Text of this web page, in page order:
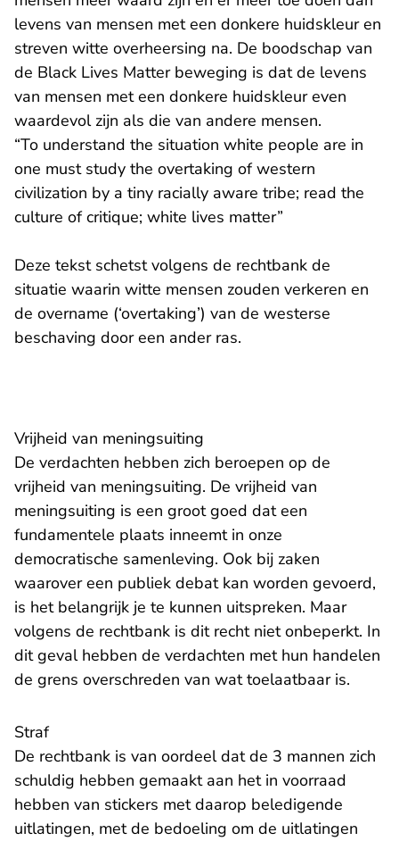
levens van mensen met een donkere huidskleur en
streven witte overheersing na. De boodschap van
de Black Lives Matter beweging is dat de levens
van mensen met een donkere huidskleur even
waardevol zijn als die van andere mensen.
“To understand the situation white people are in
one must study the overtaking of western
civilization by a tiny racially aware tribe; read the
culture of critique; white lives matter”
Deze tekst schetst volgens de rechtbank de
situatie waarin witte mensen zouden verkeren en
de overname (‘overtaking’) van de westerse
beschaving door een ander ras.
Vrijheid van meningsuiting
De verdachten hebben zich beroepen op de
vrijheid van meningsuiting. De vrijheid van
meningsuiting is een groot goed dat een
fundamentele plaats inneemt in onze
democratische samenleving. Ook bij zaken
waarover een publiek debat kan worden gevoerd,
is het belangrijk je te kunnen uitspreken. Maar
volgens de rechtbank is dit recht niet onbeperkt. In
dit geval hebben de verdachten met hun handelen
de grens overschreden van wat toelaatbaar is.
Straf
De rechtbank is van oordeel dat de 3 mannen zich
schuldig hebben gemaakt aan het in voorraad
hebben van stickers met daarop beledigende
uitlatingen, met de bedoeling om de uitlatingen